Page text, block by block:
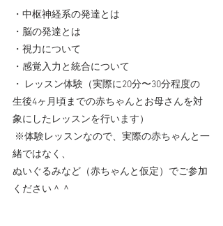
・中枢神経系の発達とは
・脳の発達とは
・視力について
・感覚入力と統合について
・ レッスン体験（実際に20分〜30分程度の
生後4ヶ月頃までの赤ちゃんとお母さんを対
象にしたレッスンを行います）
緒ではなく、
ぬいぐるみなど（赤ちゃんと仮定）でご参加
ください＾＾